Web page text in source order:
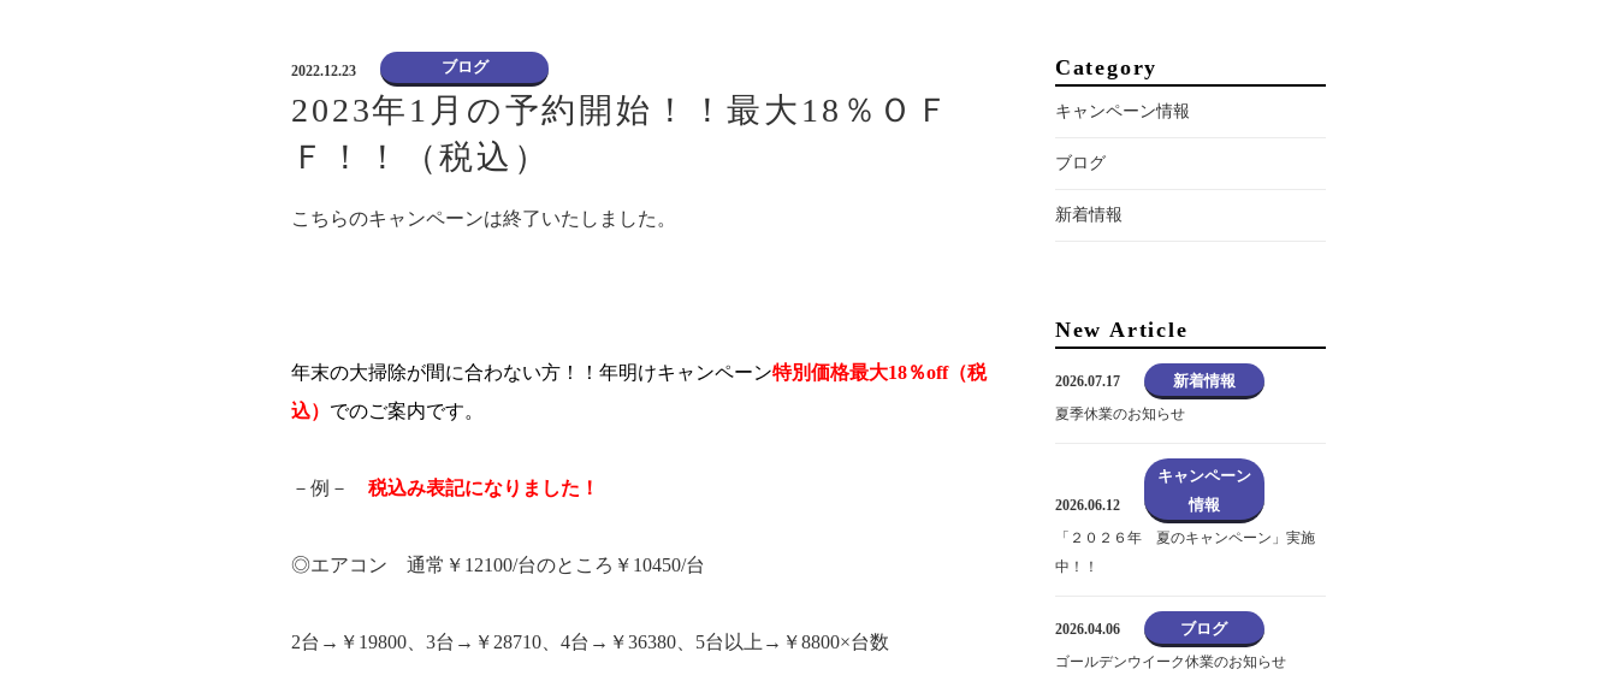
2022.12.23 ブログ
2023年1月の予約開始！！最大18％ＯＦ
Ｆ！！（税込）
こちらのキャンペーンは終了いたしました。
年末の大掃除が間に合わない方！！年明けキャンペーン特別価格最大18％off（税
込） でのご案内です。
－例－税込み表記になりました！
◎エアコン 通常￥12100/台のところ￥10450/台
2台→￥19800、3台→￥28710、4台→￥36380、5台以上→￥8800×台数
Category
キャンペーン情報
ブログ
新着情報
New Article
2026.07.17 新着情報
夏季休業のお知らせ
2026.06.12
キャンペーン
情報
「２０２６年 夏のキャンペーン」実施
中！！
2026.04.06 ブログ
ゴールデンウイーク休業のお知らせ